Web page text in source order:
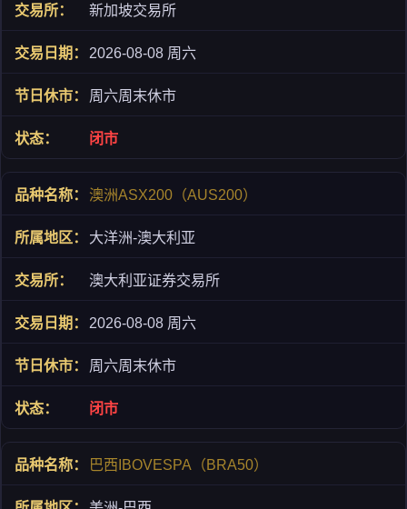
新加坡交易所
2026-08-08 周六
周六周末休市
闭市
澳洲ASX200（AUS200）
大洋洲-澳大利亚
澳大利亚证券交易所
2026-08-08 周六
周六周末休市
闭市
巴西IBOVESPA（BRA50）